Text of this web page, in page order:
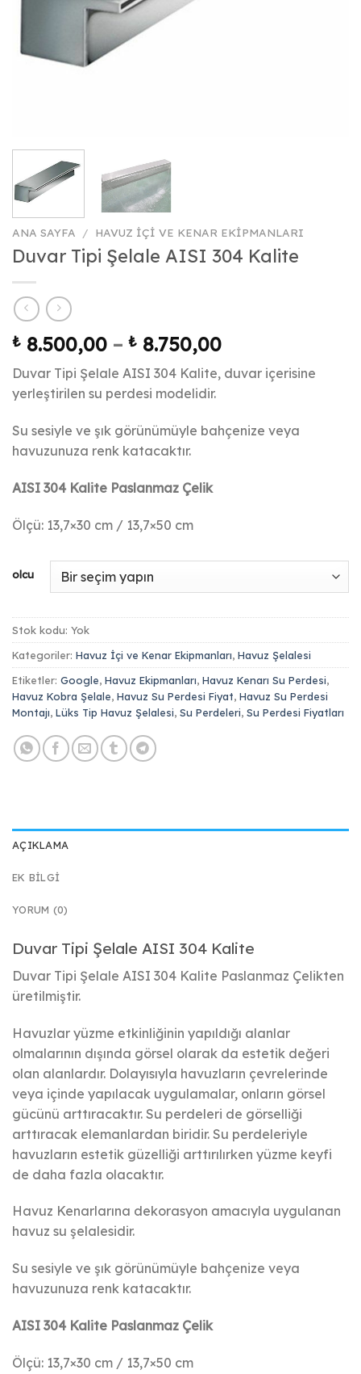
ANA SAYFA / HAVUZ İÇI VE KENAR EKIPMANLARI
Duvar Tipi Şelale AISI 304 Kalite
₺ 8.500,00 – ₺ 8.750,00Fiyat
aralığı:
₺ 8.500,00
₺ 8.750,00
Duvar Tipi Şelale AISI 304 Kalite, duvar içerisine
yerleştirilen su perdesi modelidir.
Su sesiyle ve şık görünümüyle bahçenize veya
havuzunuza renk katacaktır.
AISI 304 Kalite Paslanmaz Çelik
Ölçü: 13,7×30 cm / 13,7×50 cm
olcu
Stok kodu: Yok
Kategoriler: Havuz İçi ve Kenar Ekipmanları, Havuz Şelalesi
Etiketler: Google, Havuz Ekipmanları, Havuz Kenarı Su Perdesi,
Havuz Kobra Şelale, Havuz Su Perdesi Fiyat, Havuz Su Perdesi
Montajı, Lüks Tip Havuz Şelalesi, Su Perdeleri, Su Perdesi Fiyatları
AÇIKLAMA
EK BILGI
YORUM (0)
Duvar Tipi Şelale AISI 304 Kalite
Duvar Tipi Şelale AISI 304 Kalite Paslanmaz Çelikten
üretilmiştir.
Havuzlar yüzme etkinliğinin yapıldığı alanlar
olmalarının dışında görsel olarak da estetik değeri
olan alanlardır. Dolayısıyla havuzların çevrelerinde
veya içinde yapılacak uygulamalar, onların görsel
gücünü arttıracaktır. Su perdeleri de görselliği
arttıracak elemanlardan biridir. Su perdeleriyle
havuzların estetik güzelliği arttırılırken yüzme keyfi
de daha fazla olacaktır.
Havuz Kenarlarına dekorasyon amacıyla uygulanan
havuz su şelalesidir.
Su sesiyle ve şık görünümüyle bahçenize veya
havuzunuza renk katacaktır.
AISI 304 Kalite Paslanmaz Çelik
Ölçü: 13,7×30 cm / 13,7×50 cm